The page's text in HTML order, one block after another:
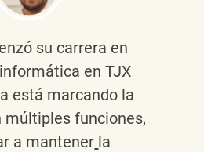
su carrera en
en TJX
está marcando la
múltiples funciones,
a mantener la